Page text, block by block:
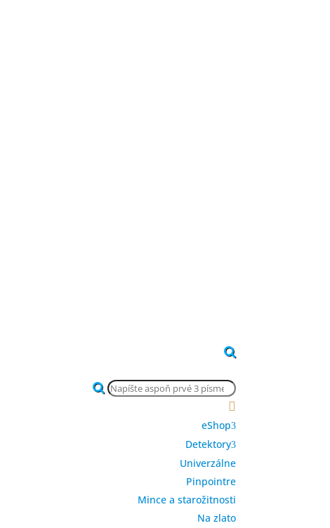
search

eShop
Detektory
Univerzálne
Pinpointre
Mince a starožitnosti
Na zlato